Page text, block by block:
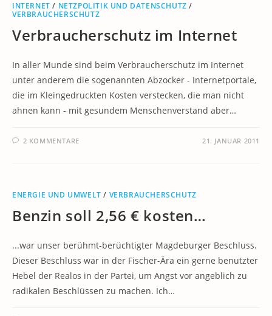
INTERNET / NETZPOLITIK UND DATENSCHUTZ /
VERBRAUCHERSCHUTZ
Verbraucherschutz im Internet
In aller Munde sind beim Verbraucherschutz im Internet
unter anderem die sogenannten Abzocker - Internetportale,
die im Kleingedruckten Kosten verstecken, die man nicht
ahnen kann - mit gesundem Menschenverstand aber…
2 KOMMENTARE 21. JANUAR 2011
ENERGIE UND UMWELT / VERBRAUCHERSCHUTZ
Benzin soll 2,56 € kosten…
...war unser berühmt-berüchtigter Magdeburger Beschluss.
Dieser Beschluss war in der Fischer-Ära ein gerne benutzter
Hebel der Realos in der Partei, um Angst vor angeblich zu
radikalen Beschlüssen zu machen. Ich…